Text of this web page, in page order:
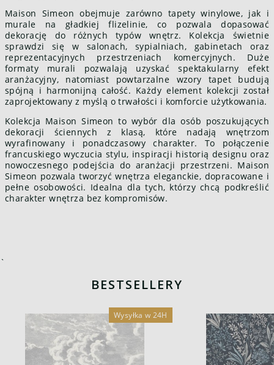
Maison Simeon obejmuje zarówno tapety winylowe, jak i
murale na gładkiej flizelinie, co pozwala dopasować
dekorację do różnych typów wnętrz. Kolekcja świetnie
sprawdzi się w salonach, sypialniach, gabinetach oraz
reprezentacyjnych przestrzeniach komercyjnych. Duże
formaty murali pozwalają uzyskać spektakularny efekt
aranżacyjny, natomiast powtarzalne wzory tapet budują
spójną i harmonijną całość. Każdy element kolekcji został
zaprojektowany z myślą o trwałości i komforcie użytkowania.
Kolekcja Maison Simeon to wybór dla osób poszukujących
dekoracji ściennych z klasą, które nadają wnętrzom
wyrafinowany i ponadczasowy charakter. To połączenie
francuskiego wyczucia stylu, inspiracji historią designu oraz
nowoczesnego podejścia do aranżacji przestrzeni. Maison
Simeon pozwala tworzyć wnętrza eleganckie, dopracowane i
pełne osobowości. Idealna dla tych, którzy chcą podkreślić
charakter wnętrza bez kompromisów.
`
BESTSELLERY
Wysyłka w 24H